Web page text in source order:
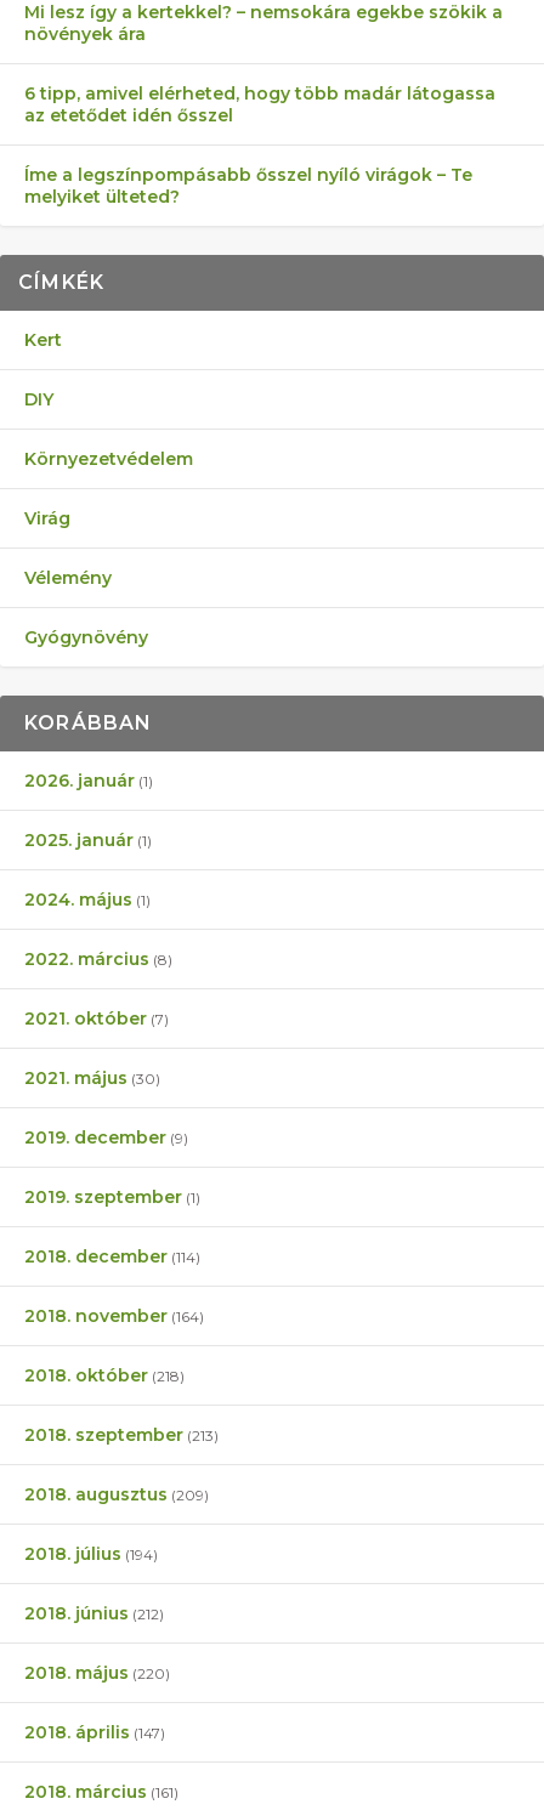
Mi lesz így a kertekkel? – nemsokára egekbe szökik a
növények ára
6 tipp, amivel elérheted, hogy több madár látogassa
az etetődet idén ősszel
Íme a legszínpompásabb ősszel nyíló virágok – Te
melyiket ülteted?
CÍMKÉK
Kert
DIY
Környezetvédelem
Virág
Vélemény
Gyógynövény
KORÁBBAN
2026. január (1)
2025. január (1)
2024. május (1)
2022. március (8)
2021. október (7)
2021. május (30)
2019. december (9)
2019. szeptember (1)
2018. december (114)
2018. november (164)
2018. október (218)
2018. szeptember (213)
2018. augusztus (209)
2018. július (194)
2018. június (212)
2018. május (220)
2018. április (147)
2018. március (161)